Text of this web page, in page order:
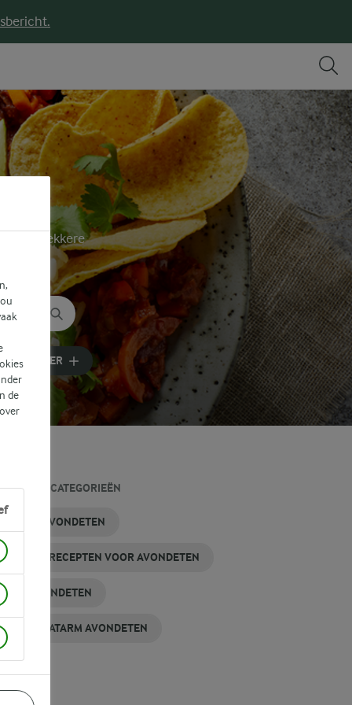
voor lekkere
FILTER
CATEGORIEËN
AVONDETEN
RECEPTEN VOOR AVONDETEN
AVONDETEN
AVONDETEN
de